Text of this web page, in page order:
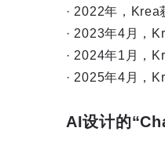
· 2022年，Krea
· 2023年4月，
· 2024年1月，
· 2025年4月，
AI设计的